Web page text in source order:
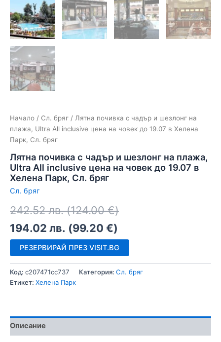
Начало / Сл. бряг / Лятна почивка с чадър и шезлонг на
плажа, Ultra All inclusive цена на човек до 19.07 в Хелена
Парк, Сл. бряг
Лятна почивка с чадър и шезлонг на плажа,
Ultra All inclusive цена на човек до 19.07 в
Хелена Парк, Сл. бряг
Сл. бряг
242.52лв. (124.00€)
194.02 лв. (99.20 €)
РЕЗЕРВИРАЙ ПРЕЗ VISIT.BG
Код: c207471cc737 Категория: Сл. бряг
Етикет: Хелена Парк
Описание